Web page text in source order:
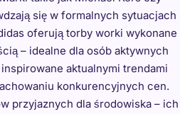
się w formalnych sytuacjach
oferują torby worki wykonane
– idealne dla osób aktywnych
aktualnymi trendami
konkurencyjnych cen.
przyjaznych dla środowiska – ich